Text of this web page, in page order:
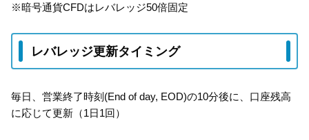
※暗号通貨CFDはレバレッジ50倍固定
レバレッジ更新タイミング
毎日、営業終了時刻(End of day, EOD)の10分後に、口座残高
に応じて更新（1日1回）